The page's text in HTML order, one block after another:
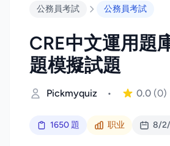
公務員考試 公務員考試
CRE中文運用題
題模擬試題
Pickmyquiz • 0.0 (0)
1650 題 职业 8/